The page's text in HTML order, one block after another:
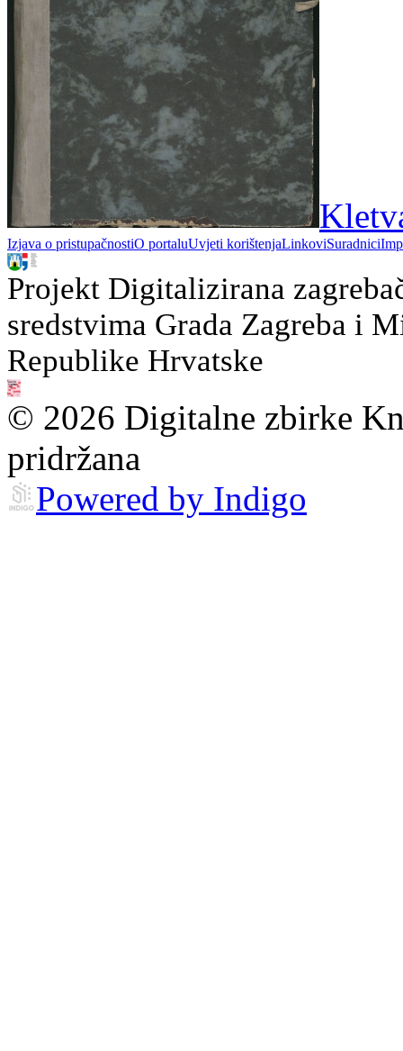
Izjava o pristupačnostiO portaluUvjeti korištenjaLinkoviSuradnici
Projekt Digitalizirana
sredstvima Grada Zagreba i
Republike Hrvatske
© 2026 Digitalne zbirke
pridržana
Powered by Indigo